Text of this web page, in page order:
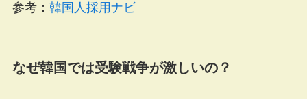
参考： 韓国人採用ナビ
なぜ韓国では受験戦争が激しいの？